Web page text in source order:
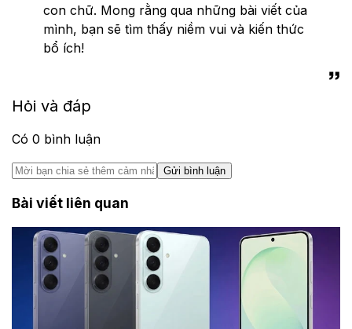
con chữ. Mong rằng qua những bài viết của
mình, bạn sẽ tìm thấy niềm vui và kiến thức
bổ ích!
Hỏi và đáp
Có 0 bình luận
Gửi bình luận
Bài viết liên quan